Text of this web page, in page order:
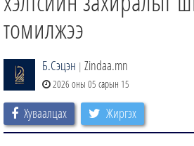
томилжээ
Б.Сэцэн | Zindaa.mn
2026 оны 05 сарын 15
Хуваалцах Жиргэх